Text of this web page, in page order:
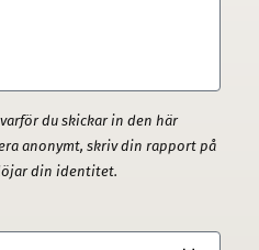
du skickar in den här
anonymt, skriv din rapport på
din identitet.